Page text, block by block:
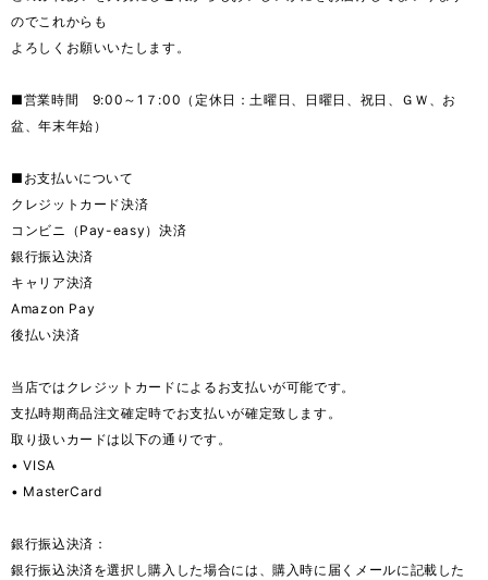
のでこれからも
よろしくお願いいたします。
■営業時間 9:00～1７:00（定休日：土曜日、日曜日、祝日、ＧＷ、お
盆、年末年始）
■お支払いについて
クレジットカード決済
コンビニ（Pay-easy）決済
銀行振込決済
キャリア決済
Amazon Pay
後払い決済
当店ではクレジットカードによるお支払いが可能です。
支払時期商品注文確定時でお支払いが確定致します。
取り扱いカードは以下の通りです。
• VISA
• MasterCard
銀行振込決済：
銀行振込決済を選択し購入した場合には、購入時に届くメールに記載した